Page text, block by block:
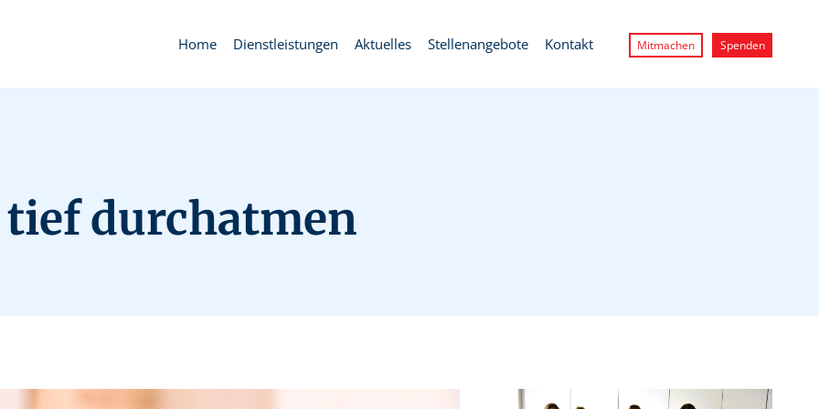
Home Dienstleistungen Aktuelles Stellenangebote Kontakt Mitmachen Spenden
durchatmen